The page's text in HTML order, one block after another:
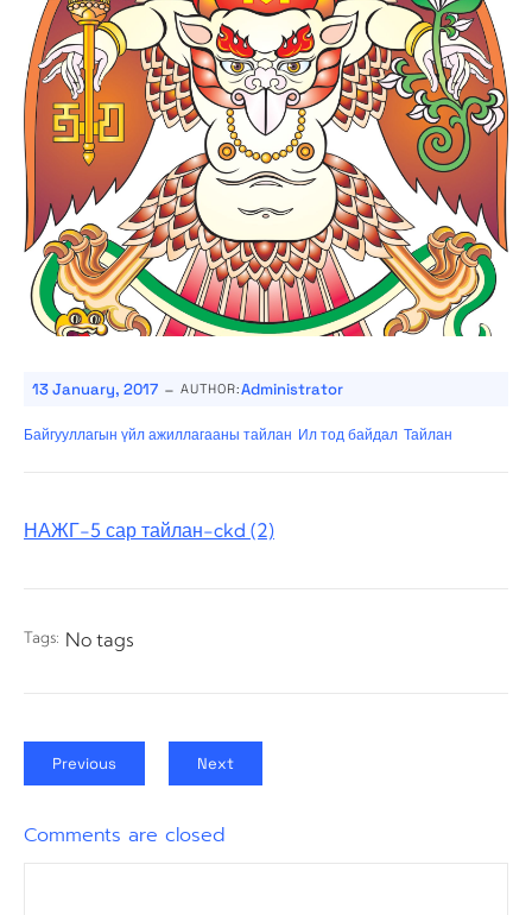
13 January, 2017 - AUTHOR:Administrator
Байгууллагын үйл ажиллагааны тайлан Ил тод байдал Тайлан
НАЖГ-5 сар тайлан-ckd (2)
Tags: No tags
Previous Next
Comments are closed